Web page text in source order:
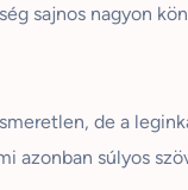
sajnos nagyon
de a
azonban súlyos